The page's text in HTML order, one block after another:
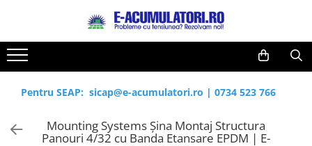
Toate Produsele
Acumulatori, Baterii si Incarcatoare
Uzuale
Baterii alcaline
Reduceri de vara
Cabluri
Acumulatori
Prelungitoare
Pentru SEAP: sicap@e-acumulatori.ro | 0734 523 766
Mounting Systems Șina Montaj Structura
Panouri 4/32 cu Banda Etansare EPDM | E-